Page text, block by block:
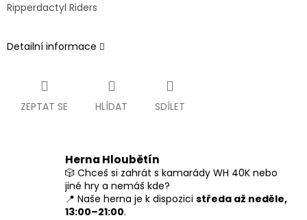
Ripperdactyl Riders
Detailní informace
ZEPTAT SE HLÍDAT SDÍLET
Herna Hloubětín
🎲 Chceš si zahrát s kamarády WH 40K nebo
jiné hry a nemáš kde?
📍 Naše herna je k dispozici středa až neděle,
13:00–21:00.